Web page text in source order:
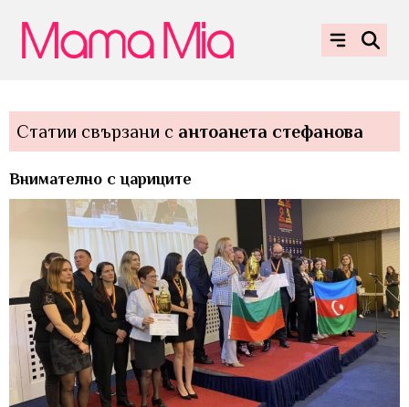
Статии свързани с антоанета стефанова
Внимателно с цариците